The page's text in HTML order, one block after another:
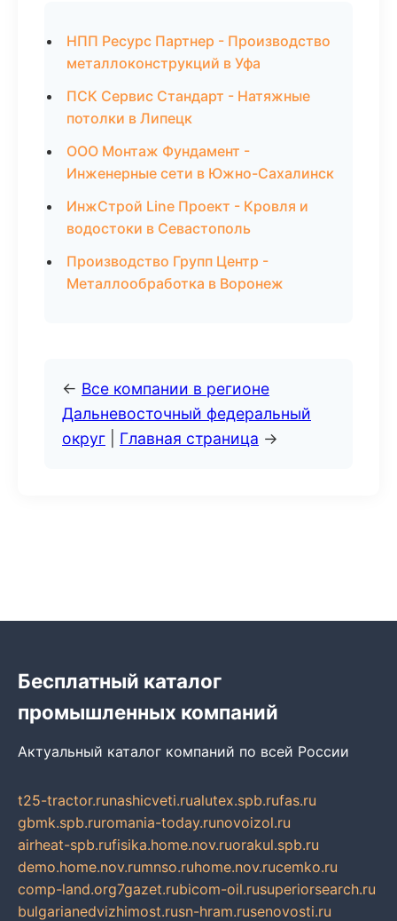
НПП Ресурс Партнер - Производство
металлоконструкций в Уфа
ПСК Сервис Стандарт - Натяжные
потолки в Липецк
ООО Монтаж Фундамент -
Инженерные сети в Южно-Сахалинск
ИнжСтрой Line Проект - Кровля и
водостоки в Севастополь
Производство Групп Центр -
Металлообработка в Воронеж
← Все компании в регионе
Дальневосточный федеральный
округ
Главная страница →
Бесплатный каталог
промышленных компаний
Актуальный каталог компаний по всей России
t25-tractor.runashicveti.rualutex.spb.rufas.ru
gbmk.spb.ruromania-today.runovoizol.ru
airheat-spb.rufisika.home.nov.ruorakul.spb.ru
demo.home.nov.rumnso.ruhome.nov.rucemko.ru
comp-land.org7gazet.rubicom-oil.rusuperiorsearch.ru
bulgarianedvizhimost.rusn-hram.rusenovosti.ru